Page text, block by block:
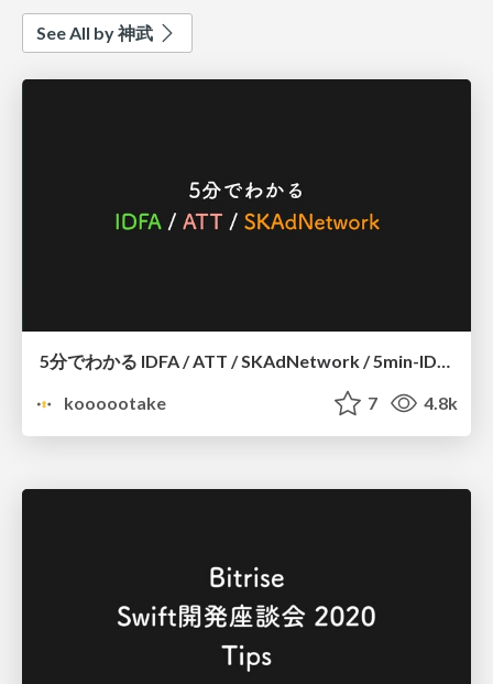
See All by 神武
5分でわかる IDFA / ATT / SKAdNetwork / 5min-IDFA-ATT-SKAdNetwork
koooootake
7 4.8k